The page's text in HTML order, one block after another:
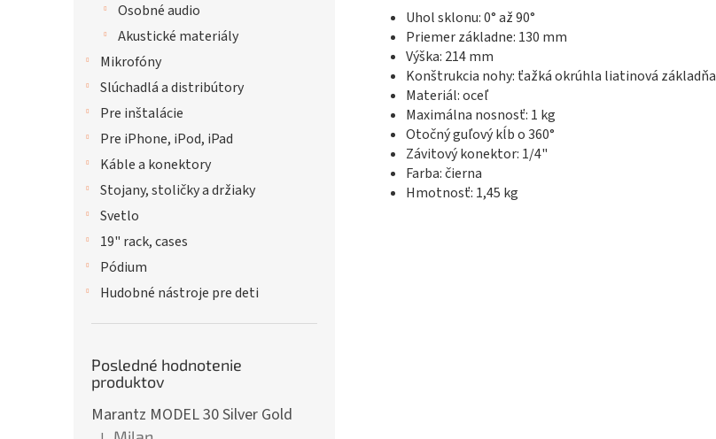
Osobné audio
Akustické materiály
Mikrofóny
Slúchadlá a distribútory
Pre inštalácie
Pre iPhone, iPod, iPad
Káble a konektory
Stojany, stoličky a držiaky
Svetlo
19" rack, cases
Pódium
Hudobné nástroje pre deti
Posledné hodnotenie
produktov
Marantz MODEL 30 Silver Gold
Uhol sklonu: 0° až 90°
Priemer základne: 130 mm
Výška: 214 mm
Konštrukcia nohy: ťažká okrúhla liatinová základňa
Materiál: oceľ
Maximálna nosnosť: 1 kg
Otočný guľový kĺb o 360°
Závitový konektor: 1/4"
Farba: čierna
Hmotnosť: 1,45 kg